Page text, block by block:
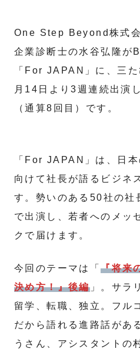
One Step Beyond株式
企業診断士の水谷弘隆が
「For JAPAN」に、三
月14日より3週連続出演
（通算8回目）です。
「For JAPAN」は、日本
向けて社長が語るビジネ
す。勢いのある50社の社
で出演し、若者へのメッ
クで届けます。
今回のテーマは「『将来
決め方！』後編」。サラ
留学、転職、独立。フル
だから語れる進路話があ
うさん、アシスタントの